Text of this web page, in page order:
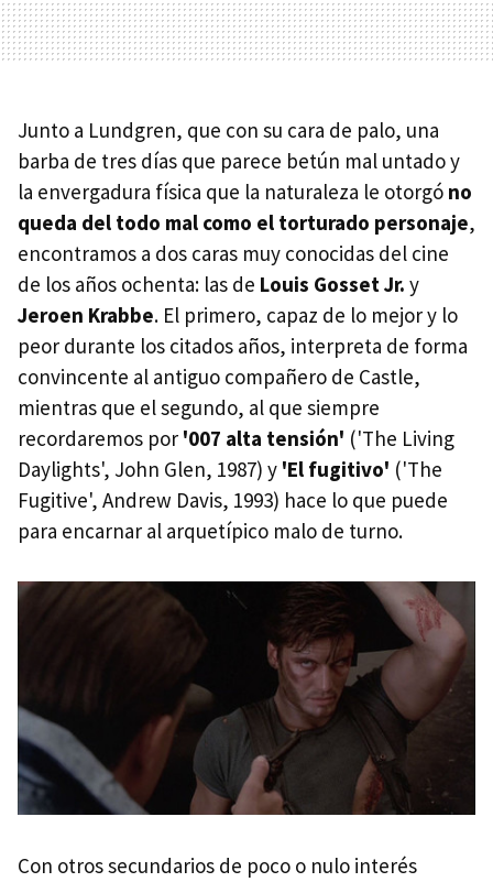
Junto a Lundgren, que con su cara de palo, una
barba de tres días que parece betún mal untado y
la envergadura física que la naturaleza le otorgó no
queda del todo mal como el torturado personaje,
encontramos a dos caras muy conocidas del cine
de los años ochenta: las de Louis Gosset Jr. y
Jeroen Krabbe. El primero, capaz de lo mejor y lo
peor durante los citados años, interpreta de forma
convincente al antiguo compañero de Castle,
mientras que el segundo, al que siempre
recordaremos por '007 alta tensión' ('The Living
Daylights', John Glen, 1987) y 'El fugitivo' ('The
Fugitive', Andrew Davis, 1993) hace lo que puede
para encarnar al arquetípico malo de turno.
Con otros secundarios de poco o nulo interés